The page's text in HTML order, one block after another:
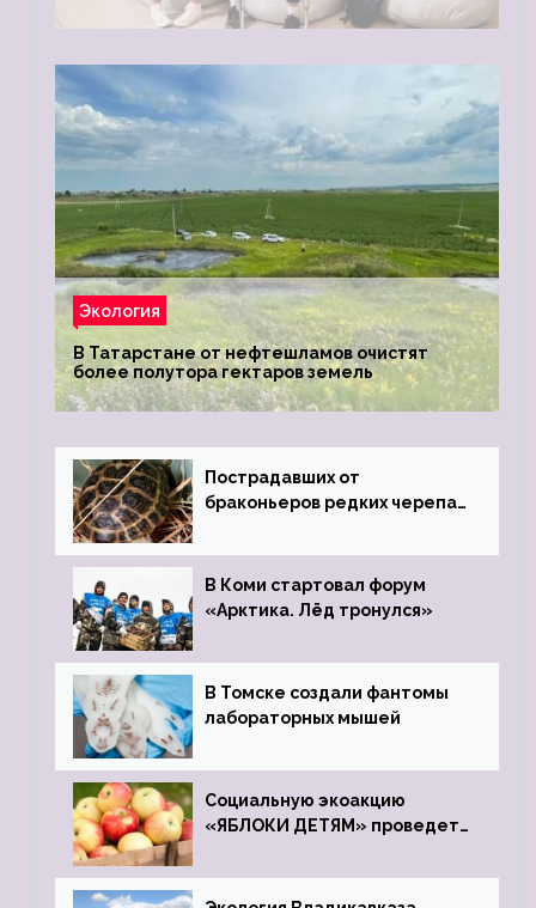
Экология
В Татарстане от нефтешламов очистят
более полутора гектаров земель
Пострадавших от
браконьеров редких черепах
зоопарк
В Коми стартовал форум
«Арктика. Лёд тронулся»
В Томске создали фантомы
лабораторных мышей
Социальную экоакцию
«ЯБЛОКИ ДЕТЯМ» проведет